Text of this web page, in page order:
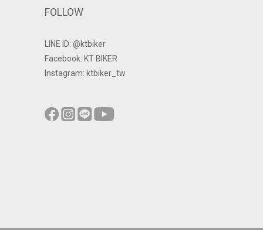
FOLLOW
LINE ID: @ktbiker
Facebook: KT BIKER
Instagram: ktbiker_tw